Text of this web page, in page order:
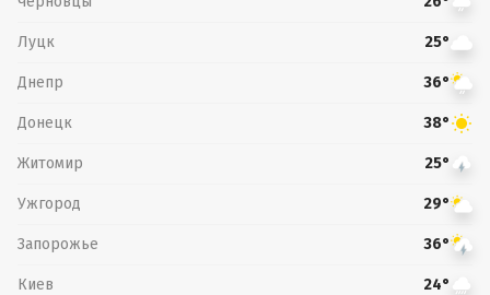
Луцк 25°
Днепр 36°
Донецк 38°
Житомир 25°
Ужгород 29°
Запорожье 36°
Киев 24°